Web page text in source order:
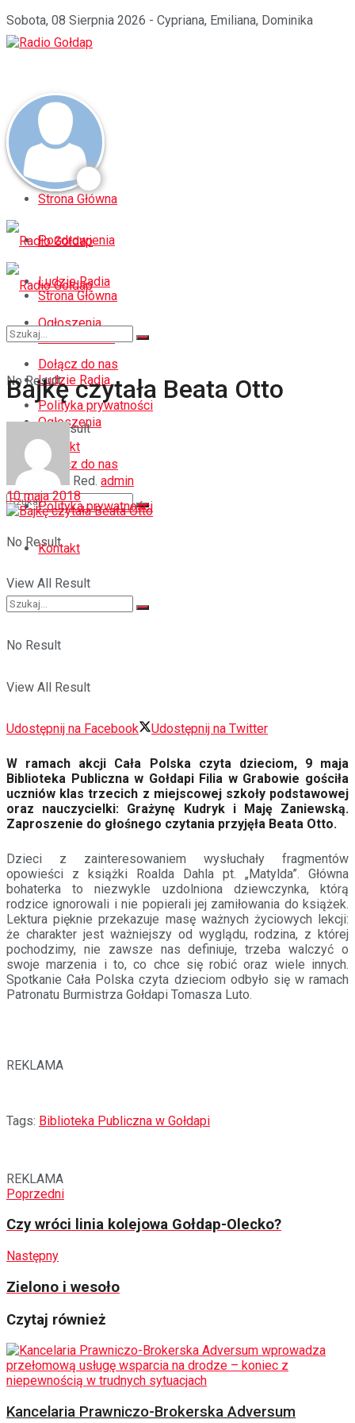
Sobota, 08 Sierpnia 2026 - Cypriana, Emiliana, Dominika
Strona Główna
Pozdrowienia
Ludzie Radia
Ogłoszenia
Dołącz do nas
Polityka prywatności
Kontakt
No Result
View All Result
Strona Główna
Pozdrowienia
Ludzie Radia
Ogłoszenia
Dołącz do nas
Polityka prywatności
Kontakt
No Result
View All Result
No Result
View All Result
Bajkę czytała Beata Otto
Red. admin
10 maja 2018
Udostępnij na Facebook Udostępnij na Twitter
W ramach akcji Cała Polska czyta dzieciom, 9 maja
Biblioteka Publiczna w Gołdapi Filia w Grabowie gościła
uczniów klas trzecich z miejscowej szkoły podstawowej
oraz nauczycielki: Grażynę Kudryk i Maję Zaniewską.
Zaproszenie do głośnego czytania przyjęła Beata Otto.
Dzieci z zainteresowaniem wysłuchały fragmentów
opowieści z książki Roalda Dahla pt. „Matylda”. Główna
bohaterka to niezwykle uzdolniona dziewczynka, którą
rodzice ignorowali i nie popierali jej zamiłowania do książek.
Lektura pięknie przekazuje masę ważnych życiowych lekcji:
że charakter jest ważniejszy od wyglądu, rodzina, z której
pochodzimy, nie zawsze nas definiuje, trzeba walczyć o
swoje marzenia i to, co chce się robić oraz wiele innych.
Spotkanie Cała Polska czyta dzieciom odbyło się w ramach
Patronatu Burmistrza Gołdapi Tomasza Luto.
REKLAMA
Tags: Biblioteka Publiczna w Gołdapi
REKLAMA
Poprzedni
Czy wróci linia kolejowa Gołdap-Olecko?
Następny
Zielono i wesoło
Czytaj również
Kancelaria Prawniczo-Brokerska Adversum